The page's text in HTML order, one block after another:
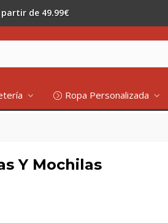
de 49.99€
Ropa Personalizada
Y Mochilas